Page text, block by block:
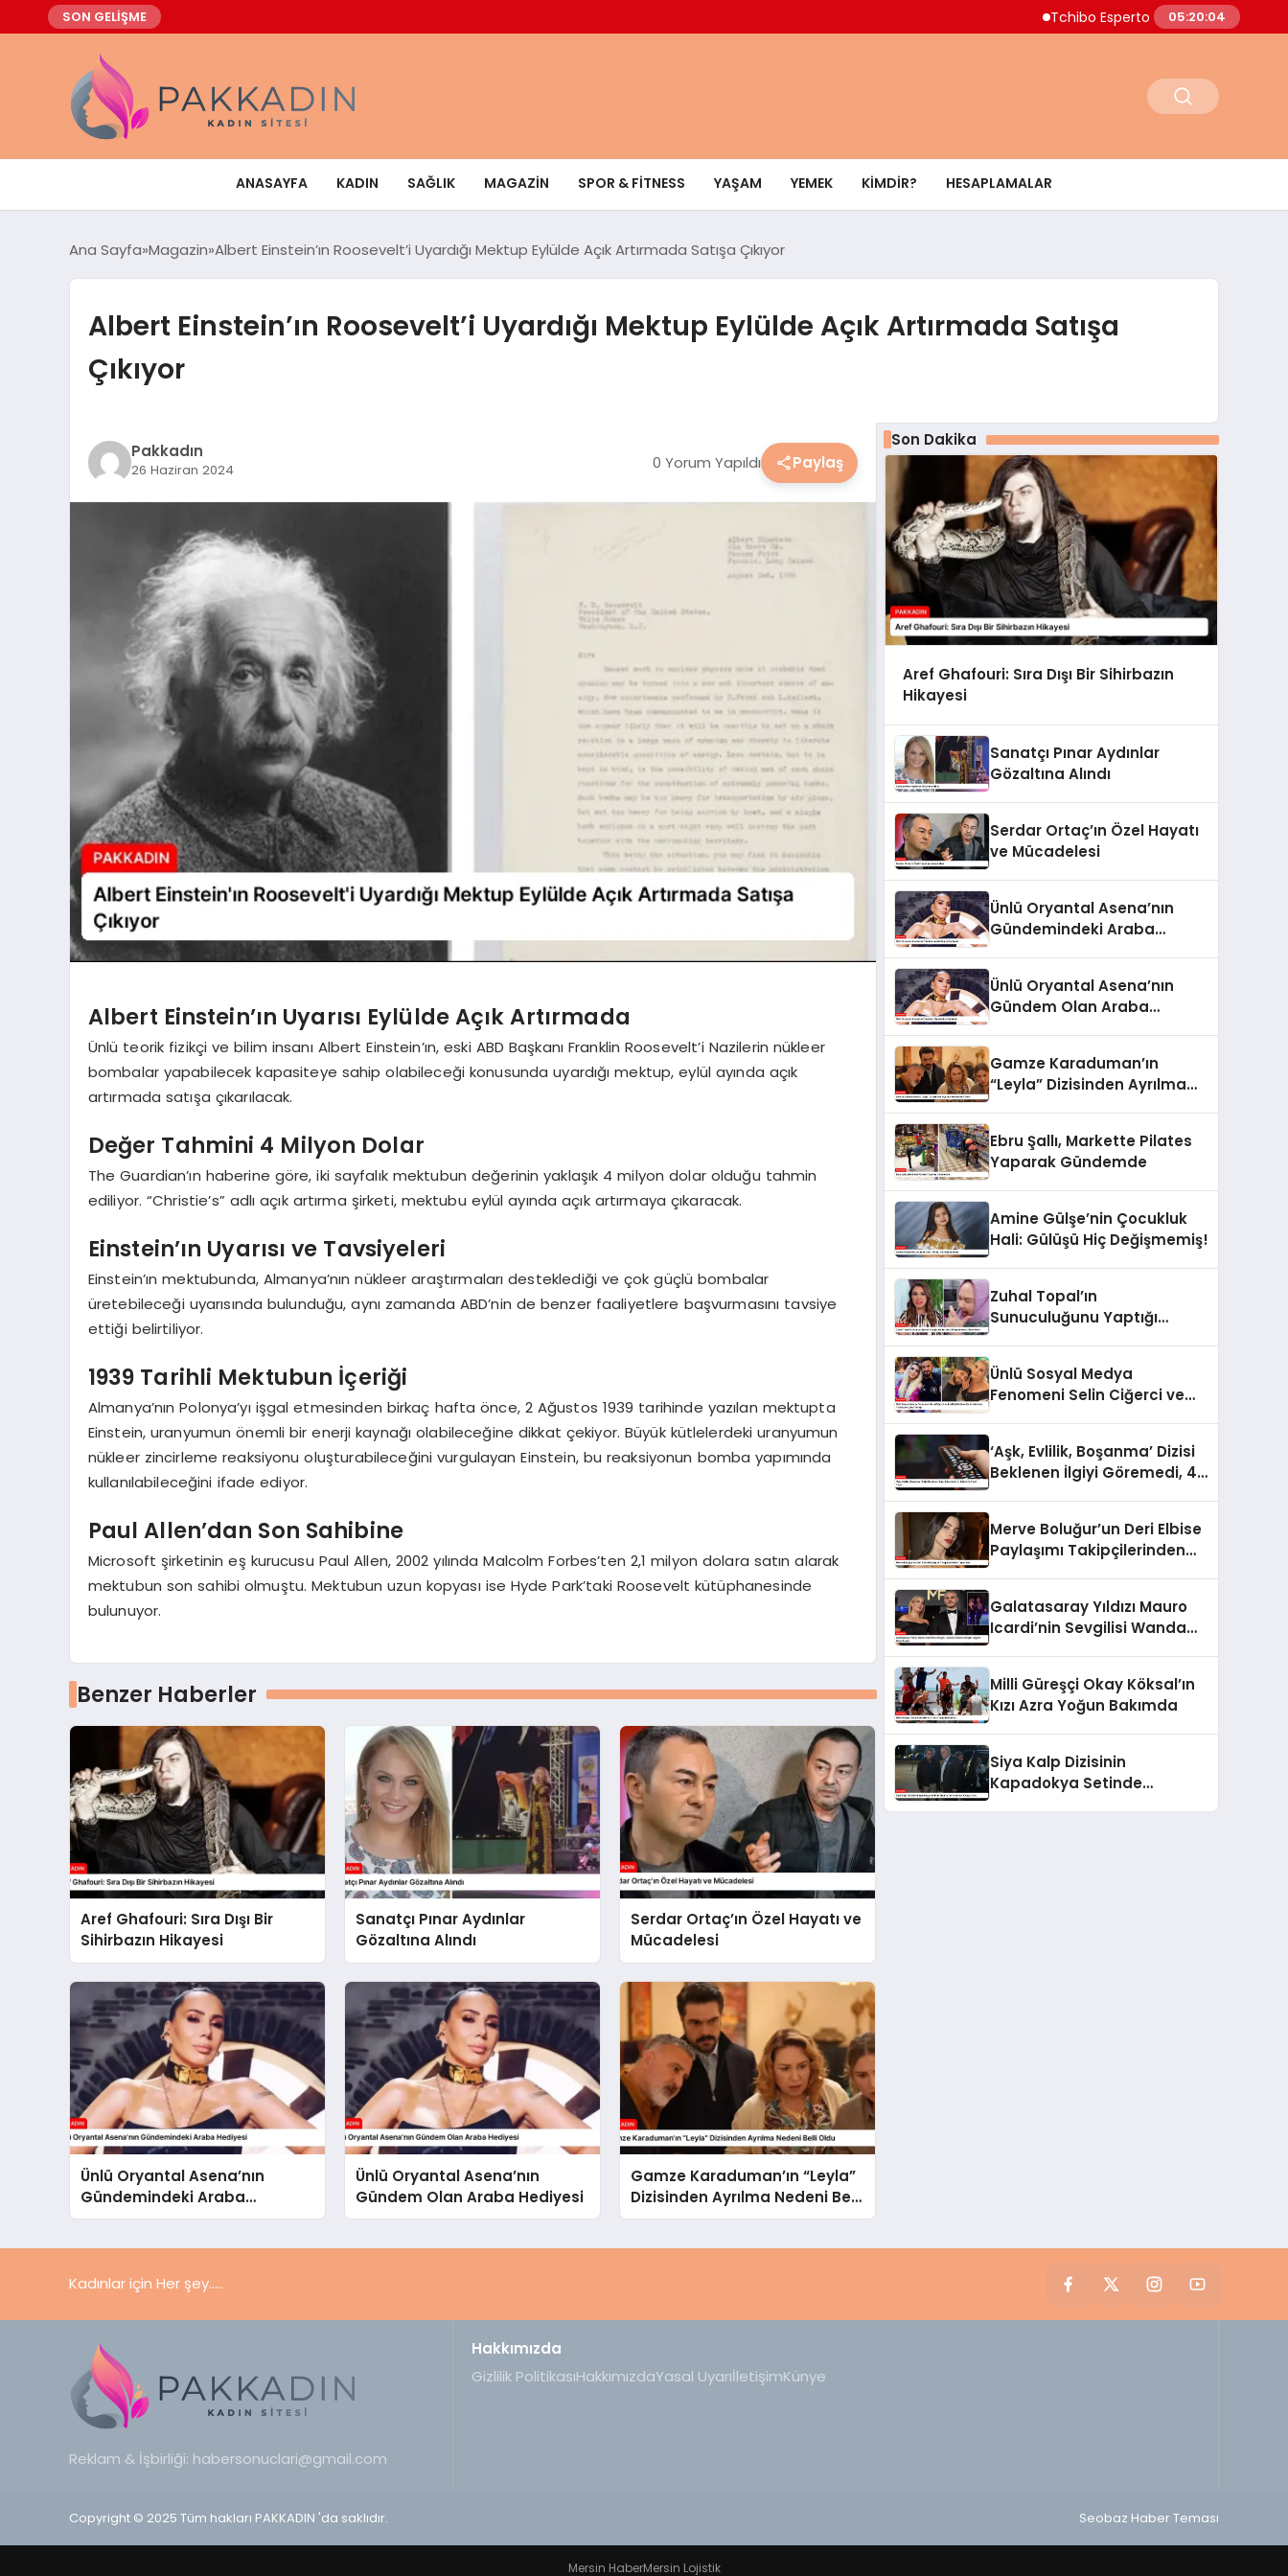
SON GELİŞME Tchibo Esperto Mini Kahve Makinesinde
05:20:05
ANASAYFA KADIN SAĞLIK MAGAZIN SPOR & FITNESS YAŞAM YEMEK KIMDIR? HESAPLAMALAR
Ana Sayfa Magazin Albert Einstein’ın Roosevelt’i Uyardığı Mektup Eylülde Açık Artırmada Satışa Çıkıyor
Albert Einstein’ın Roosevelt’i Uyardığı Mektup Eylülde Açık Artırmada Satışa
Çıkıyor
Pakkadın
26 Haziran 2024 0 Yorum Yapıldı Paylaş
Albert Einstein’ın Uyarısı Eylülde Açık Artırmada
Ünlü teorik fizikçi ve bilim insanı Albert Einstein’ın, eski ABD Başkanı Franklin Roosevelt’i Nazilerin nükleer
bombalar yapabilecek kapasiteye sahip olabileceği konusunda uyardığı mektup, eylül ayında açık
artırmada satışa çıkarılacak.
Değer Tahmini 4 Milyon Dolar
The Guardian’ın haberine göre, iki sayfalık mektubun değerinin yaklaşık 4 milyon dolar olduğu tahmin
ediliyor. “Christie’s” adlı açık artırma şirketi, mektubu eylül ayında açık artırmaya çıkaracak.
Einstein’ın Uyarısı ve Tavsiyeleri
Einstein’ın mektubunda, Almanya’nın nükleer araştırmaları desteklediği ve çok güçlü bombalar
üretebileceği uyarısında bulunduğu, aynı zamanda ABD’nin de benzer faaliyetlere başvurmasını tavsiye
ettiği belirtiliyor.
1939 Tarihli Mektubun İçeriği
Almanya’nın Polonya’yı işgal etmesinden birkaç hafta önce, 2 Ağustos 1939 tarihinde yazılan mektupta
Einstein, uranyumun önemli bir enerji kaynağı olabileceğine dikkat çekiyor. Büyük kütlelerdeki uranyumun
nükleer zincirleme reaksiyonu oluşturabileceğini vurgulayan Einstein, bu reaksiyonun bomba yapımında
kullanılabileceğini ifade ediyor.
Paul Allen’dan Son Sahibine
Microsoft şirketinin eş kurucusu Paul Allen, 2002 yılında Malcolm Forbes’ten 2,1 milyon dolara satın alarak
mektubun son sahibi olmuştu. Mektubun uzun kopyası ise Hyde Park’taki Roosevelt kütüphanesinde
bulunuyor.
Benzer Haberler
Aref Ghafouri: Sıra Dışı Bir
Sihirbazın Hikayesi
Sanatçı Pınar Aydınlar
Gözaltına Alındı
Serdar Ortaç’ın Özel Hayatı ve
Mücadelesi
Ünlü Oryantal Asena’nın
Gündemindeki Araba
Hediyesi
Ünlü Oryantal Asena’nın
Gündem Olan Araba Hediyesi
Gamze Karaduman’ın “Leyla”
Dizisinden Ayrılma Nedeni Belli
Oldu
Son Dakika
Aref Ghafouri: Sıra Dışı Bir Sihirbazın
Hikayesi
Sanatçı Pınar Aydınlar
Gözaltına Alındı
Serdar Ortaç’ın Özel Hayatı
ve Mücadelesi
Ünlü Oryantal Asena’nın
Gündemindeki Araba
Ünlü Oryantal Asena’nın
Gündem Olan Araba
Gamze Karaduman’ın
“Leyla” Dizisinden Ayrılma
Ebru Şallı, Markette Pilates
Yaparak Gündemde
Amine Gülşe’nin Çocukluk
Hali: Gülüşü Hiç Değişmemiş!
Zuhal Topal’ın
Sunuculuğunu Yaptığı
Ünlü Sosyal Medya
Fenomeni Selin Ciğerci ve
Yasağı
‘Aşk, Evlilik, Boşanma’ Dizisi
Beklenen İlgiyi Göremedi, 4.
Merve Boluğur’un Deri Elbise
Paylaşımı Takipçilerinden
Galatasaray Yıldızı Mauro
Icardi’nin Sevgilisi Wanda
Milli Güreşçi Okay Köksal’ın
Kızı Azra Yoğun Bakımda
Siya Kalp Dizisinin
Kapadokya Setinde
Kadınlar için Her şey.....
Reklam & İşbirliği: habersonuclari@gmail.com
Hakkımızda
Gizlilik PolitikasıHakkımızdaYasal UyarıİletişimKünye
Copyright © 2025 Tüm hakları PAKKADIN 'da saklıdır. Seobaz Haber Teması
Mersin HaberMersin Lojistik